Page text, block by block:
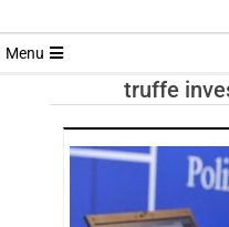
Menu
truffe